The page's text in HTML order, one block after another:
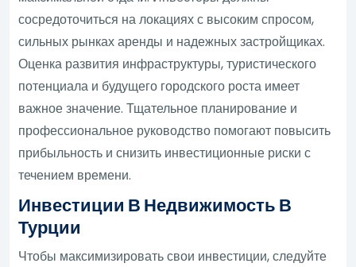
сосредоточиться на локациях с высоким спросом,
сильных рынках аренды и надежных застройщиках.
Оценка развития инфраструктуры, туристического
потенциала и будущего городского роста имеет
важное значение. Тщательное планирование и
профессиональное руководство помогают повысить
прибыльность и снизить инвестиционные риски с
течением времени.
Инвестиции В Недвижимость В
Турции
Чтобы максимизировать свои инвестиции, следуйте